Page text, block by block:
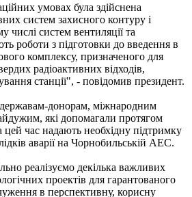
умовах була здійснена
систем захисного контуру і
числі систем вентиляції та
роботи з підготовки до введення в
комплексу, призначеного для
радіоактивних відходів,
станції", - повідомив президент.
донорам, міжнародним
які допомагали протягом
цей час надають необхідну підтримку
аварії на Чорнобильській АЕС.
реалізуємо декілька важливих
проектів для гарантованого
в перспективну, корисну